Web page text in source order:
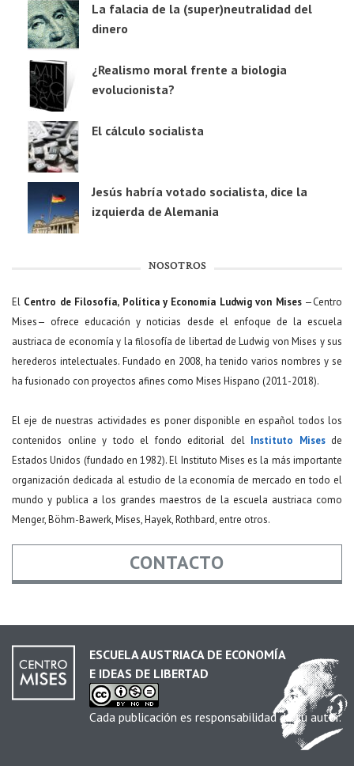
La falacia de la (super)neutralidad del
dinero
¿Realismo moral frente a biologia
evolucionista?
El cálculo socialista
Jesús habría votado socialista, dice la
izquierda de Alemania
NOSOTROS
El Centro de Filosofía, Política y Economía Ludwig von Mises—Centro
Mises— ofrece educación y noticias desde el enfoque de la escuela
austriaca de economía y la filosofía de libertad de Ludwig von Mises y sus
herederos intelectuales. Fundado en 2008, ha tenido varios nombres y se
ha fusionado con proyectos afines como Mises Hispano (2011-2018).
El eje de nuestras actividades es poner disponible en español todos los
contenidos online y todo el fondo editorial del Instituto Misesde
Estados Unidos (fundado en 1982). El Instituto Mises es la más importante
organización dedicada al estudio de la economía de mercado en todo el
mundo y publica a los grandes maestros de la escuela austriaca como
Menger, Böhm-Bawerk, Mises, Hayek, Rothbard, entre otros.
CONTACTO
Email *
ESCUELA AUSTRIACA DE ECONOMÍA
E IDEAS DE LIBERTAD
Cada publicación es responsabilidad de su autor.